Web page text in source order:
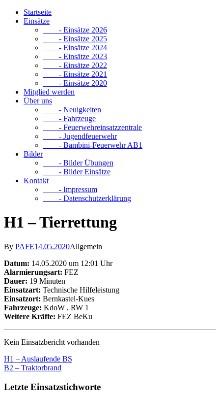
Startseite
Einsätze
- Einsätze 2026
- Einsätze 2025
- Einsätze 2024
- Einsätze 2023
- Einsätze 2022
- Einsätze 2021
- Einsätze 2020
Mitglied werden
Über uns
- Neuigkeiten
- Fahrzeuge
- Feuerwehreinsatzzentrale
- Jugendfeuerwehr
- Bambini-Feuerwehr AB1
Bilder
- Bilder Übungen
- Bilder Einsätze
Kontakt
- Impressum
- Datenschutzerklärung
H1 – Tierrettung
By PAFE14.05.2020Allgemein
Datum: 14.05.2020 um 12:01 Uhr
Alarmierungsart: FEZ
Dauer: 19 Minuten
Einsatzart: Technische Hilfeleistung
Einsatzort: Bernkastel-Kues
Fahrzeuge: KdoW , RW 1
Weitere Kräfte: FEZ BeKu
Kein Einsatzbericht vorhanden
H1 – Auslaufende BS
B2 – Traktorbrand
Letzte Einsatzstichworte